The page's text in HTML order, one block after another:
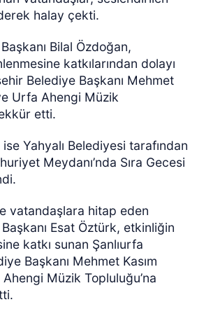
halay çekti.
Bilal Özdoğan,
katkılarından dolayı
Belediye Başkanı Mehmet
Urfa Ahengi Müzik
etti.
Yahyalı Belediyesi tarafından
Meydanı’nda Sıra Gecesi
vatandaşlara hitap eden
Esat Öztürk, etkinliğin
katkı sunan Şanlıurfa
Başkanı Mehmet Kasım
Müzik Topluluğu’na